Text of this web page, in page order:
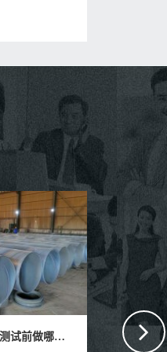
螺旋钢管如何做好准备工作烧电焊焊接